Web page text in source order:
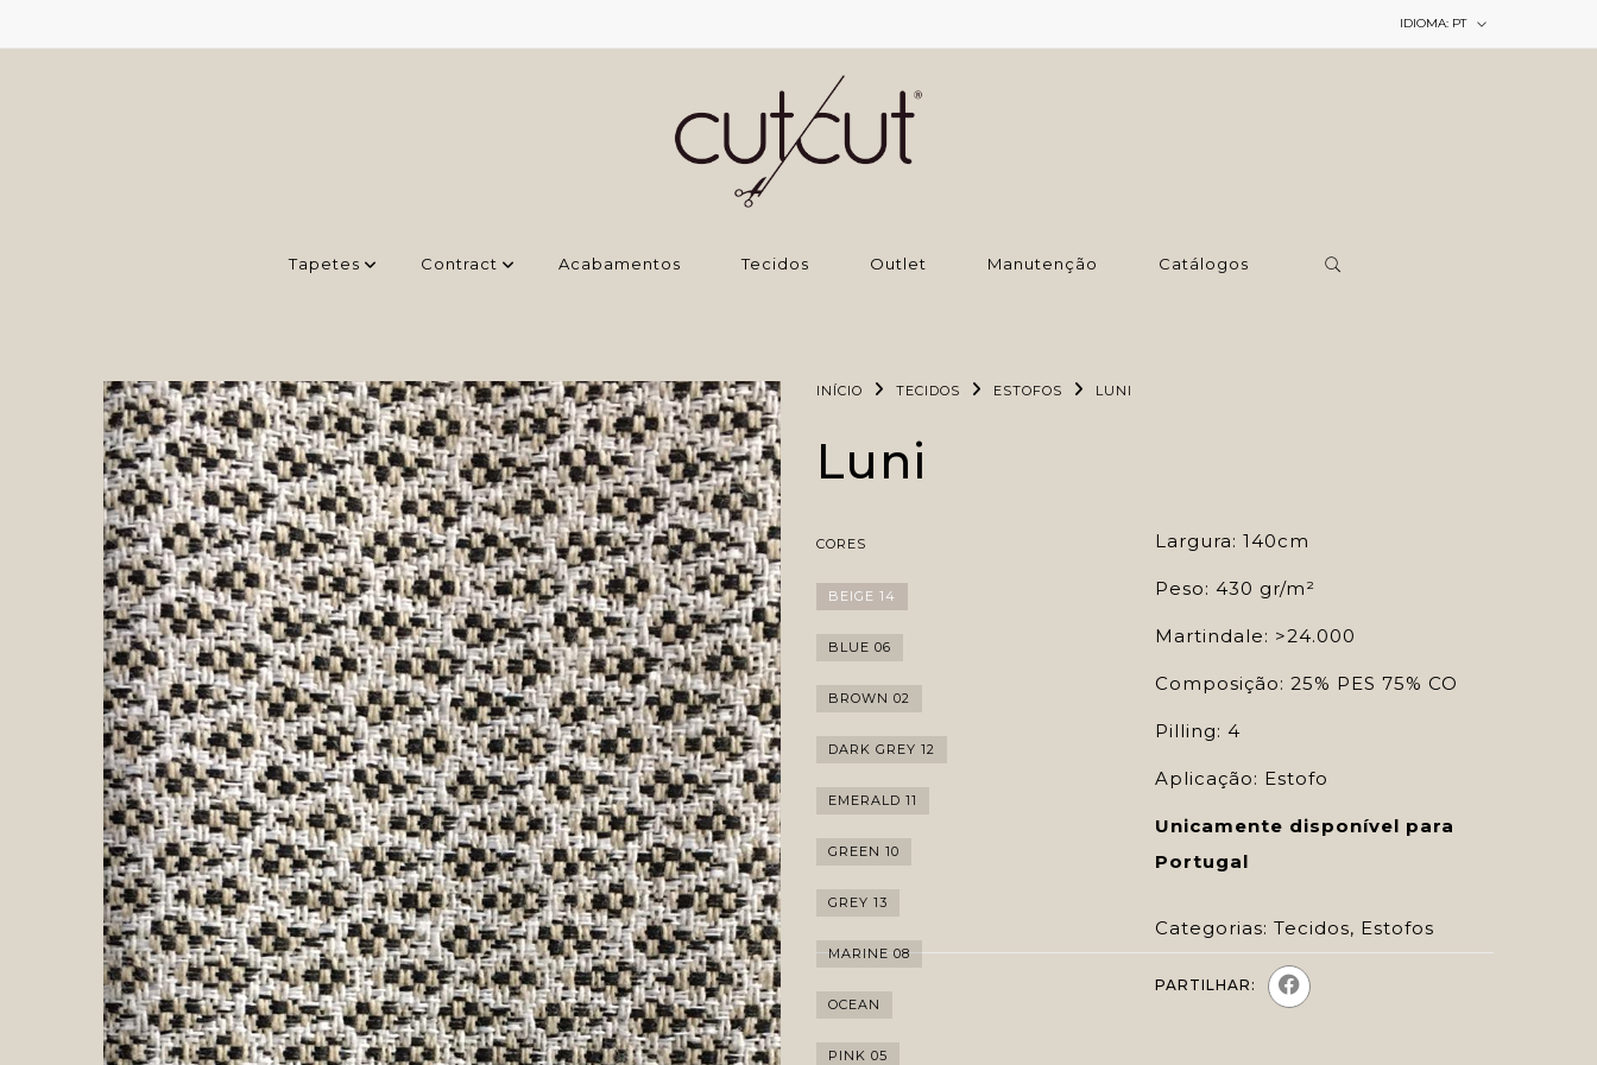
IDIOMA: PT
Tapetes Contract ‌Acabamentos Tecidos Outlet Manutenção Catálogos
INÍCIO TECIDOS ESTOFOS LUNI
Luni
CORES
BEIGE 14
BLUE 06
BROWN 02
DARK GREY 12
EMERALD 11
GREEN 10
GREY 13
MARINE 08
OCEAN
PINK 05
Largura: 140cm
Peso: 430 gr/m²
Martindale: >24.000
Composição: 25% PES 75% CO
Pilling: 4
Aplicação: Estofo
Unicamente disponível para
Portugal
Categorias: Tecidos, Estofos
PARTILHAR: